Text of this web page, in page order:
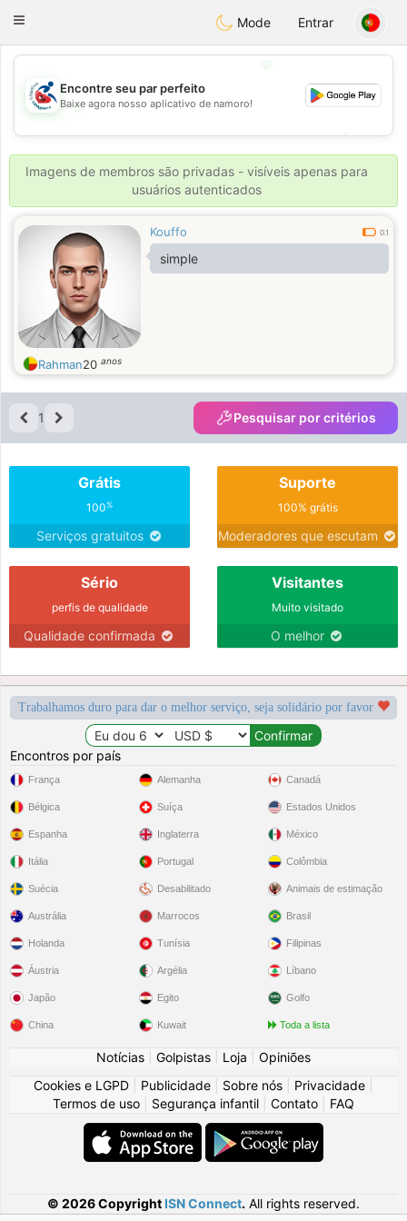
Handi Space
Toggle
Mode Entrar
💖
💕
💕
Encontre seu par perfeito
Baixe agora nosso aplicativo de namoro!
Imagens de membros são privadas - visíveis apenas para
usuários autenticados
Kouffo 0.1
simple
Rahman20 anos
1 Pesquisar por critérios
Grátis
100%
Serviços gratuitos
Suporte
100% grátis
Moderadores que escutam
Sério
perfis de qualidade
Qualidade confirmada
Visitantes
Muito visitado
O melhor
Trabalhamos duro para dar o melhor serviço, seja solidário por favor
Encontros por país
França
Bélgica
Espanha
Itália
Suécia
Alemanha
Suíça
Inglaterra
Portugal
Desabilitado
Canadá
Estados Unidos
México
Colômbia
Animais de estimação
Austrália
Holanda
Áustria
Japão
China
Marrocos
Tunísia
Argélia
Egito
Kuwait
Brasil
Filipinas
Líbano
Golfo
Toda a lista
Notícias Golpistas Loja
Opiniões
Cookies e LGPD
Publicidade Sobre nós Privacidade
Termos de uso
Segurança infantil Contato FAQ
© 2026 Copyright ISN Connect. All rights reserved.